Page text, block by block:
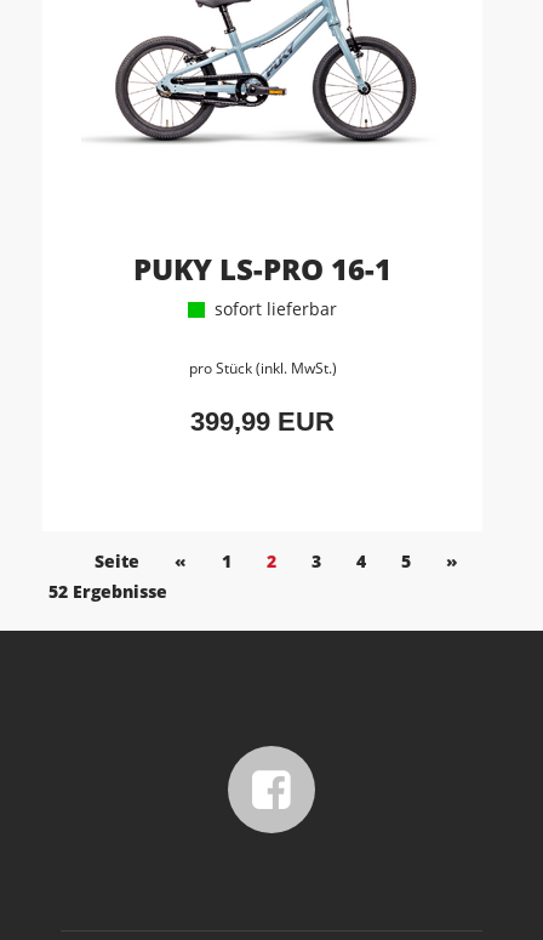
PUKY LS-PRO 16-1
sofort lieferbar
pro Stück (inkl. MwSt.)
399,99 EUR
Seite « 1 2 3 4 5
»
52 Ergebnisse